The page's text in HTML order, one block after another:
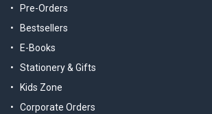
Pre-Orders
Bestsellers
E-Books
Stationery & Gifts
Kids Zone
Corporate Orders